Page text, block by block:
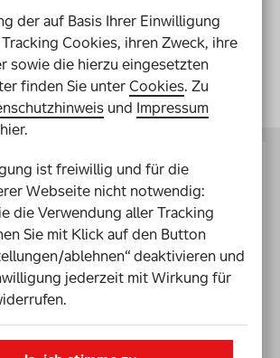
im Hinblick auf das
Zusammenhalts sichtbar, die
Menschen mit Beeinträchtigung in
der auf Basis Ihrer Einwilligung
Cookies, ihren Zweck, ihre
sowie die hierzu eingesetzten
finden Sie unterCookies. Zu
und Impressum
ist freiwillig und für die
Webseite nicht notwendig:
die Verwendung aller Tracking
Sie mit Klick auf den Button
ablehnen“ deaktivieren und
jederzeit mit Wirkung für